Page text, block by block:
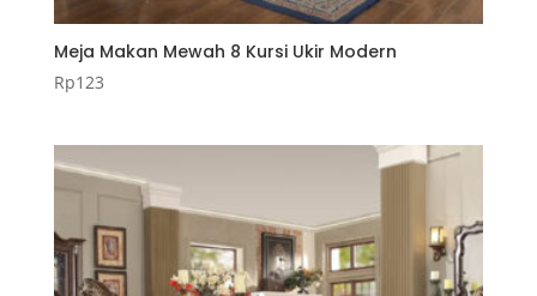
Meja Makan Mewah 8 Kursi Ukir Modern
Rp123